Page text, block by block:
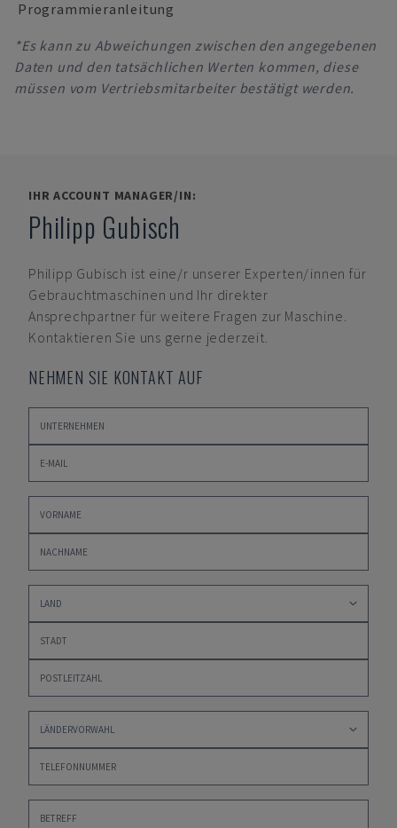
Programmieranleitung
*Es kann zu Abweichungen zwischen den angegebenen
Daten und den tatsächlichen Werten kommen, diese
müssen vom Vertriebsmitarbeiter bestätigt werden.
IHR ACCOUNT MANAGER/IN:
Philipp Gubisch
Philipp Gubisch ist eine/r unserer Experten/innen für
Gebrauchtmaschinen und Ihr direkter
Ansprechpartner für weitere Fragen zur Maschine.
Kontaktieren Sie uns gerne jederzeit.
NEHMEN SIE KONTAKT AUF